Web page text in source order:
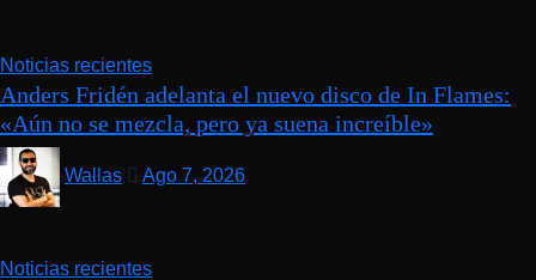
Noticias recientes
Anders Fridén adelanta el nuevo disco de In Flames:
«Aún no se mezcla, pero ya suena increíble»
Wallas Ago 7, 2026
Noticias recientes